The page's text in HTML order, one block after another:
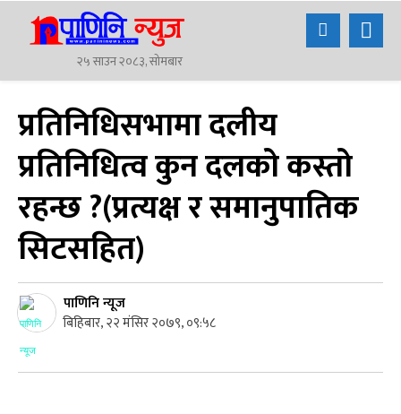
२५ साउन २०८३, सोमबार
प्रतिनिधिसभामा दलीय
प्रतिनिधित्व कुन दलको कस्तो
रहन्छ ?(प्रत्यक्ष र समानुपातिक
सिटसहित)
पाणिनि न्यूज
बिहिबार, २२ मंसिर २०७९, ०९:५८